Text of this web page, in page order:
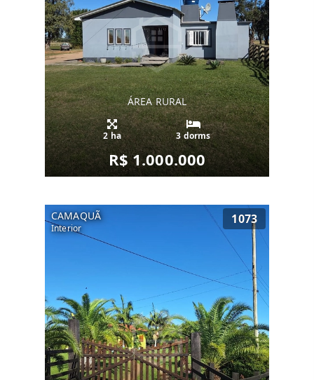
ÁREA RURAL
2 ha 3 dorms
R$ 1.000.000
CAMAQUÃ
Interior
1073